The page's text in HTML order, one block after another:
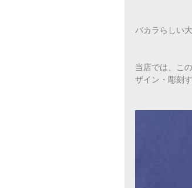
バカラらしい
当店では、こ
ザイン・彫刻